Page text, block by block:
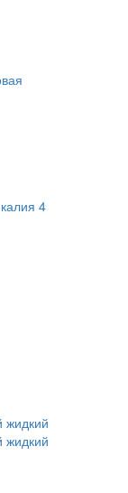
4
жидкий
жидкий